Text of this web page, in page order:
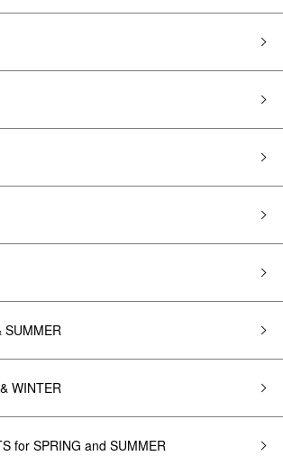
SUMMER
WINTER
for SPRING and SUMMER